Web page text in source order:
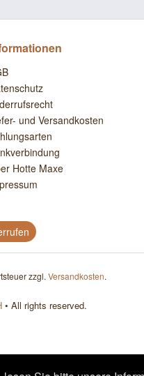
und Versandkosten
Hotte Maxe
zzgl. Versandkosten.
• All rights reserved.